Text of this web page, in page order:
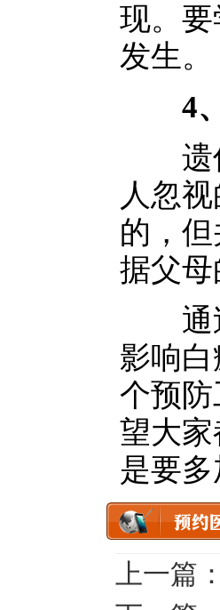
现。
发生。
4、
遗传
人忽
的，
据父
通过
影响
个预
望大
是要
上一篇